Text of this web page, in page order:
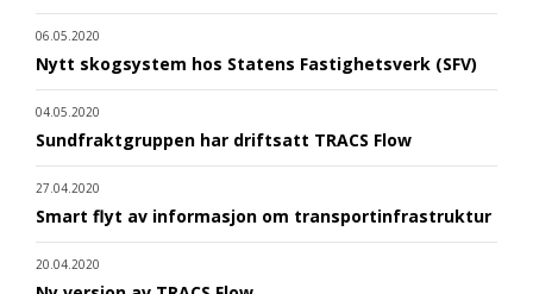
06.05.2020
Nytt skogsystem hos Statens Fastighetsverk (SFV)
04.05.2020
Sundfraktgruppen har driftsatt TRACS Flow
27.04.2020
Smart flyt av informasjon om transportinfrastruktur
20.04.2020